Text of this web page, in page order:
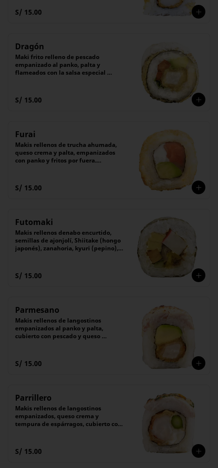
S/ 15.00
Dragón
Maki frito relleno de pescado
empanizado al panko, palta y
flameados con la salsa especial
(6 unidades).
S/ 15.00
Furai
Makis rellenos de trucha ahumada,
queso crema y palta, empanizados
con panko y fritos por fuera.
S/ 15.00
Futomaki
Makis rellenos denabo encurtido,
semillas de ajonjolí, Shiitake (hongo
japonés), zanahoria, kyuri (pepino),
El maki tradicional japonés.
(6 unidades).
S/ 15.00
Parmesano
Makis rellenos de langostinos
empanizados al panko y palta,
cubierto con pescado y queso
S/ 15.00
Parrillero
Makis rellenos de langostinos
empanizados, queso crema y
tempura de espárragos, cubierto con
Acompañado de nuestra receta
secreta de shoyu.
S/ 15.00